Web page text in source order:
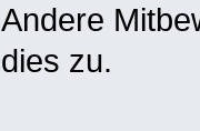
Andere
dies zu.